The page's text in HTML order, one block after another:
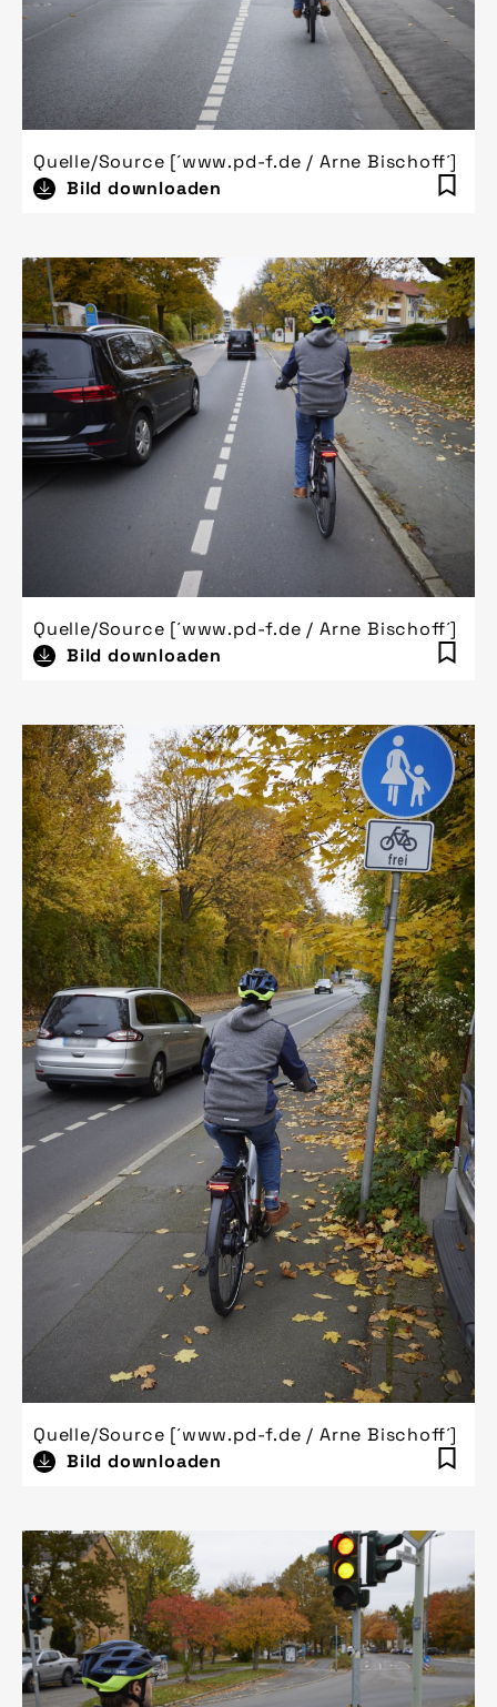
Quelle/Source [´www.pd-f.de / Arne Bischoff´]
Bild downloaden
Quelle/Source [´www.pd-f.de / Arne Bischoff´]
Bild downloaden
Quelle/Source [´www.pd-f.de / Arne Bischoff´]
Bild downloaden